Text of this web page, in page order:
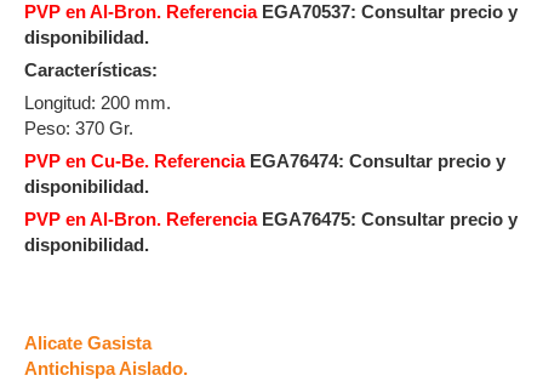
PVP en Al-Bron. ReferenciaEGA70537: Consultar precio y
disponibilidad.
Características:
​Longitud: 200 mm.
Peso: 370 Gr.
PVP en Cu-Be. ReferenciaEGA76474: Consultar precio y
disponibilidad.
PVP en Al-Bron. ReferenciaEGA76475: Consultar precio y
disponibilidad.
Alicate Gasista
Antichispa Aislado.